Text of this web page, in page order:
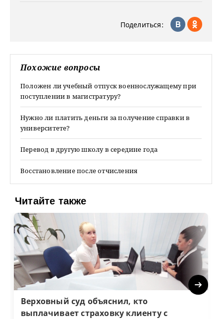
Поделиться:
Похожие вопросы
Положен ли учебный отпуск военнослужащему при
поступлении в магистратуру?
Нужно ли платить деньги за получение справки в
университете?
Перевод в другую школу в середине года
Восстановление после отчисления
Читайте также
Верховный суд объяснил, кто
выплачивает страховку клиенту с
Next